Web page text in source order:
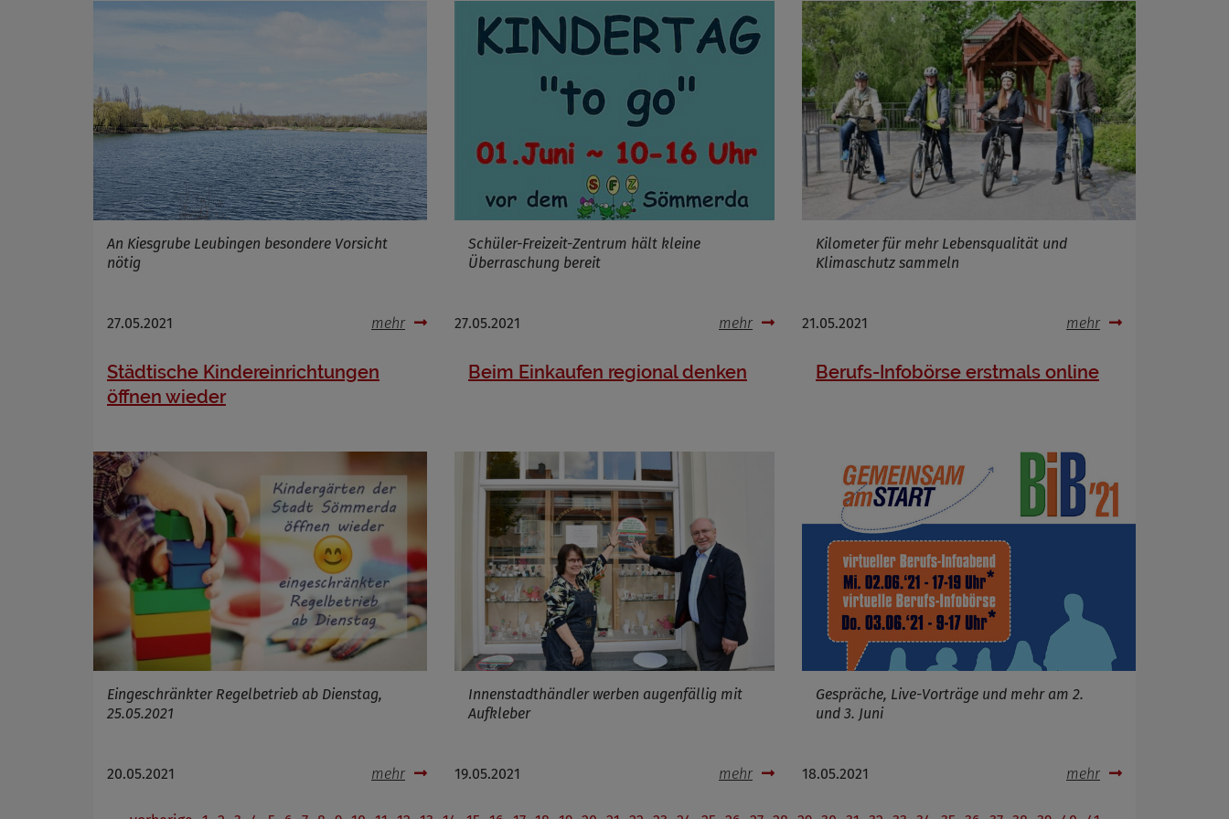
An Kiesgrube Leubingen besondere Vorsicht
nötig
27.05.2021 mehr
Schüler-Freizeit-Zentrum hält kleine
Überraschung bereit
27.05.2021 mehr
Kilometer für mehr Lebensqualität und
Klimaschutz sammeln
21.05.2021 mehr
Städtische Kindereinrichtungen
öffnen wieder
Eingeschränkter Regelbetrieb ab Dienstag,
25.05.2021
20.05.2021 mehr
Beim Einkaufen regional denken
Innenstadthändler werben augenfällig mit
Aufkleber
19.05.2021 mehr
Berufs-Infobörse erstmals online
Gespräche, Live-Vorträge und mehr am 2.
und 3. Juni
18.05.2021 mehr